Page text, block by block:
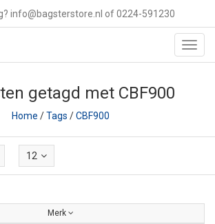
info@bagsterstore.nl of 0224-591230
getagd met CBF900
Home /Tags /CBF900
12
Merk